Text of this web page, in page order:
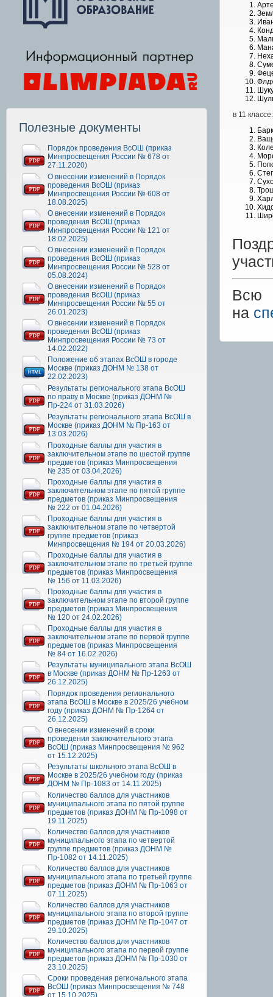
Полезные документы
Порядок проведения ВсОШ (приказ
Минпросвещения России № 678 от
27.11.2020)
О внесении изменений в Порядок
проведения ВсОШ (приказ
Минпросвещения России № 608 от
18.08.2025)
О внесении изменений в Порядок
проведения ВсОШ (приказ
Минпросвещения России № 121 от
18.02.2025)
О внесении изменений в Порядок
проведения ВсОШ (приказ
Минпросвещения России № 528 от
05.08.2024)
О внесении изменений в Порядок
проведения ВсОШ (приказ
Минпросвещения России № 55 от
26.01.2023)
О внесении изменений в Порядок
проведения ВсОШ (приказ
Минпросвещения России № 73 от
14.02.2022)
Положение об этапах ВсОШ в городе
Москве (приказ ДОНМ № 138 от
22.02.2023)
Результаты регионального этапа ВсОШ
по праву в Москве (приказ ДОНМ №
Пр-224 от 31.03.2026)
Результаты регионального этапа ВсОШ в
Москве (приказ ДОНМ № Пр-163 от
13.03.2026)
Проходные баллы для участия в
заключительном этапе по шестой группе
предметов (приказ Минпросвещения
№ 235 от 03.04.2026)
Проходные баллы для участия в
заключительном этапе по пятой группе
предметов (приказ Минпросвещения
№ 222 от 01.04.2026)
Проходные баллы для участия в
заключительном этапе по четвертой
группе предметов (приказ
Минпросвещения № 194 от 20.03.2026)
Проходные баллы для участия в
заключительном этапе по третьей группе
предметов (приказ Минпросвещения
№ 156 от 11.03.2026)
Проходные баллы для участия в
заключительном этапе по второй группе
предметов (приказ Минпросвещения
№ 120 от 24.02.2026)
Проходные баллы для участия в
заключительном этапе по первой группе
предметов (приказ Минпросвещения
№ 84 от 16.02.2026)
Результаты муниципального этапа ВсОШ
в Москве (приказ ДОНМ № Пр-1263 от
26.12.2025)
Порядок проведения регионального
этапа ВсОШ в Москве в 2025/26 учебном
году (приказ ДОНМ № Пр-1264 от
26.12.2025)
О внесении изменений в сроки
проведения заключительного этапа
ВсОШ (приказ Минпросвещения № 962
от 15.12.2025)
Результаты школьного этапа ВсОШ в
Москве в 2025/26 учебном году (приказ
ДОНМ № Пр-1083 от 14.11.2025)
Количество баллов для участников
муниципального этапа по пятой группе
предметов (приказ ДОНМ № Пр-1098 от
19.11.2025)
Количество баллов для участников
муниципального этапа по четвертой
группе предметов (приказ ДОНМ №
Пр-1082 от 14.11.2025)
Количество баллов для участников
муниципального этапа по третьей группе
предметов (приказ ДОНМ № Пр-1063 от
07.11.2025)
Количество баллов для участников
муниципального этапа по второй группе
предметов (приказ ДОНМ № Пр-1047 от
29.10.2025)
Количество баллов для участников
муниципального этапа по первой группе
предметов (приказ ДОНМ № Пр-1030 от
23.10.2025)
Сроки проведения регионального этапа
ВсОШ (приказ Минпросвещения № 748
от 15.10.2025)
в 11 классе:
Всю
на